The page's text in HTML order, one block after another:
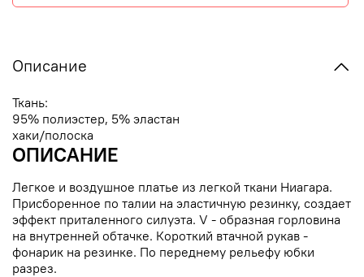
Описание
Ткань:
95% полиэстер, 5% эластан
хаки/полоска
ОПИСАНИЕ
Легкое и воздушное платье из легкой ткани Ниагара.
Присборенное по талии на эластичную резинку, создает
эффект приталенного силуэта. V - образная горловина
на внутренней обтачке. Короткий втачной рукав -
фонарик на резинке. По переднему рельефу юбки
разрез.